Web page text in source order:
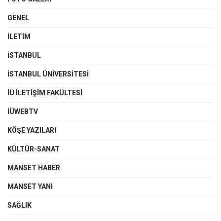
GENEL
İLETIM
İSTANBUL
İSTANBUL ÜNIVERSITESI
İÜ İLETIŞIM FAKÜLTESI
İÜWEBTV
KÖŞE YAZILARI
KÜLTÜR-SANAT
MANSET HABER
MANSET YANI
SAĞLIK